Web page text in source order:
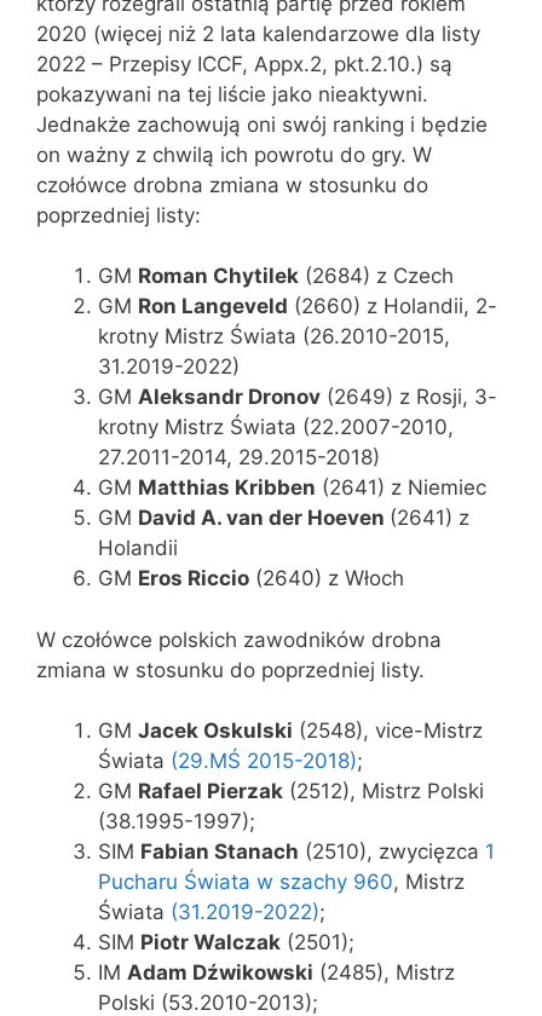
2020 (więcej niż 2 lata kalendarzowe dla listy
2022 – Przepisy ICCF, Appx.2, pkt.2.10.) są
pokazywani na tej liście jako nieaktywni.
Jednakże zachowują oni swój ranking i będzie
on ważny z chwilą ich powrotu do gry. W
czołówce drobna zmiana w stosunku do
poprzedniej listy:
GM Roman Chytilek (2684) z Czech
GM Ron Langeveld (2660) z Holandii, 2-
krotny Mistrz Świata (26.2010-2015,
31.2019-2022)
GM Aleksandr Dronov (2649) z Rosji, 3-
krotny Mistrz Świata (22.2007-2010,
27.2011-2014, 29.2015-2018)
GM Matthias Kribben (2641) z Niemiec
GM David A. van der Hoeven (2641) z
Holandii
GM Eros Riccio (2640) z Włoch
W czołówce polskich zawodników drobna
zmiana w stosunku do poprzedniej listy.
GM Jacek Oskulski (2548), vice-Mistrz
Świata (29.MŚ 2015-2018);
GM Rafael Pierzak (2512), Mistrz Polski
(38.1995-1997);
SIM Fabian Stanach (2510), zwycięzca 1
Pucharu Świata w szachy 960, Mistrz
Świata (31.2019-2022);
SIM Piotr Walczak (2501);
IM Adam Dźwikowski (2485), Mistrz
Polski (53.2010-2013);